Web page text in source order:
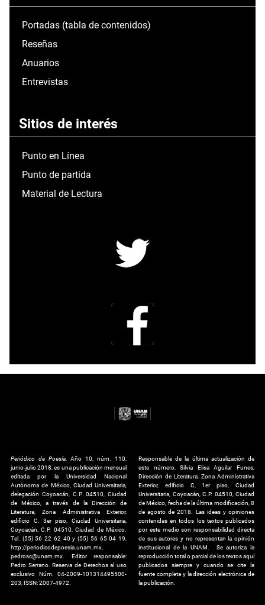
Portadas (tabla de contenidos)
Reseñas
Anuarios
Entrevistas
Sitios de interés
Punto en Línea
Punto de partida
Material de Lectura
Periódico de Poesía , Año 10, núm. 110,
junio-julio 2018, es una publicación mensual
editada por la Universidad Nacional
Autónoma de México, Ciudad Universitaria,
delegación Coyoacán, C.P. 04510, Ciudad
de México, a través de la Dirección de
Literatura, Zona Administrativa Exterior,
edificio C, 3er piso, Ciudad Universitaria,
Coyoacán, C.P. 04510, Ciudad de México.
Tel. (55) 56 22 62 40 y (55) 56 65 04 19,
http://periodicodepoesia.unam.mx,
pedrosc@unam.mx. Editor responsable:
Pedro Serrano. Reserva de Derechos al uso
exclusivo Núm. 04-2009-101314495500-
203, ISSN: 2007-4972.
Responsable de la última actualización de
este número, Silvia Elisa Aguilar Funes,
Dirección de Literatura, Zona Administrativa
Exterior, edificio C, 1er piso, Ciudad
Universitaria, Coyoacán, C.P. 04510, Ciudad
de México, fecha de la última modificación, 8
de agosto de 2018. Las ideas y opiniones
contenidas en todos los textos publicados
por este medio son responsabilidad directa
de sus autores y no representan la opinión
institucional de la UNAM. Se autoriza la
reproducción total o parcial de los textos aquí
publicados siempre y cuando se cite la
fuente completa y la dirección electrónica de
la publicación.